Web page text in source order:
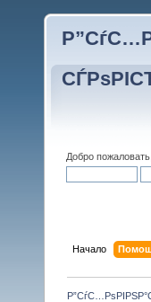
Добро пожаловать,
Начало